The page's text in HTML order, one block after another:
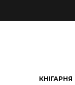
КНІГАРНЯ